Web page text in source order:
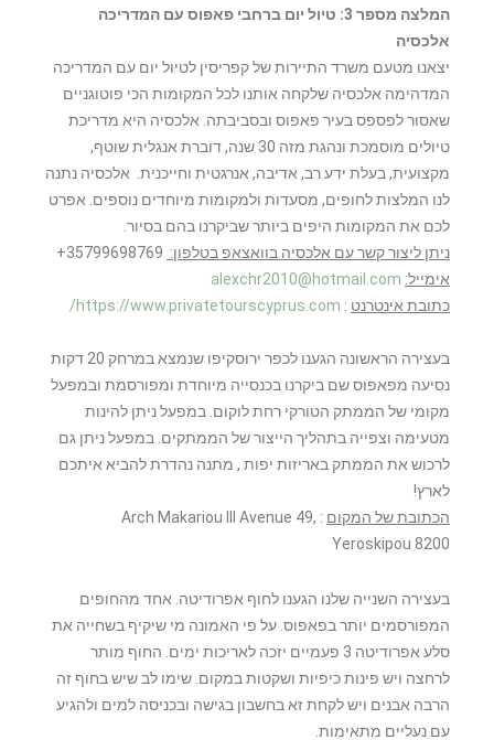
המלצה מספר 3: טיול יום ברחבי פאפוס עם המדריכה
אלכסיה
יצאנו מטעם משרד התיירות של קפריסין לטיול יום עם המדריכה
המדהימה אלכסיה שלקחה אותנו לכל המקומות הכי פוטוגניים
שאסור לפספס בעיר פאפוס ובסביבתה. אלכסיה היא מדריכת
טיולים מוסמכת ונהגת מזה 30 שנה, דוברת אנגלית שוטף,
מקצועית, בעלת ידע רב, אדיבה, אנרגטית וחייכנית. אלכסיה נתנה
לנו המלצות לחופים, מסעדות ולמקומות מיוחדים נוספים. אפרט
לכם את המקומות היפים ביותר שביקרנו בהם בסיור.
ניתן ליצור קשר עם אלכסיה בוואצאפ בטלפון:
אימייל: alexchr2010@hotmail.com
כתובת אינטרנט :
https://www.privatetourscyprus.com/
בעצירה הראשונה הגענו לכפר ירוסקיפו שנמצא במרחק 20 דקות
נסיעה מפאפוס שם ביקרנו בכנסייה מיוחדת ומפורסמת ובמפעל
מקומי של הממתק הטורקי רחת לוקום. במפעל ניתן להינות
מטעימה וצפייה בתהליך הייצור של הממתקים. במפעל ניתן גם
לרכוש את הממתק באריזות יפות , מתנה נהדרת להביא איתכם
לארץ!
הכתובת של המקום
: Arch Makariou III Avenue 49,
Yeroskipou 8200
בעצירה השנייה שלנו הגענו לחוף אפרודיטה. אחד מהחופים
המפורסמים יותר בפאפוס. על פי האמונה מי שיקיף בשחייה את
סלע אפרודיטה 3 פעמיים יזכה לאריכות ימים. החוף מותר
לרחצה ויש פינות כיפיות ושקטות במקום. שימו לב שיש בחוף זה
הרבה אבנים ויש לקחת זא בחשבון בגישה ובכניסה למים ולהגיע
עם נעליים מתאימות.